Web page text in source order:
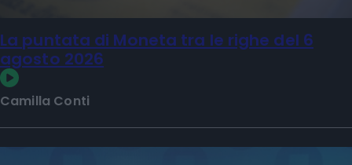
La puntata di Moneta tra le righe del 6
agosto 2026
Camilla Conti